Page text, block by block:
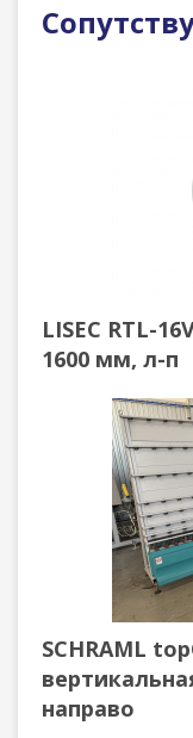
LISEC RTL-
1600 мм, л-п
SCHRAML
направо